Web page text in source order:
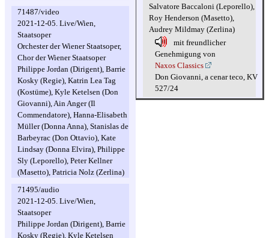
71487/video
2021-12-05. Live/Wien,
Staatsoper
Orchester der Wiener Staatsoper,
Chor der Wiener Staatsoper
Philippe Jordan (Dirigent), Barrie
Kosky (Regie), Katrin Lea Tag
(Kostüme), Kyle Ketelsen (Don
Giovanni), Ain Anger (Il
Commendatore), Hanna-Elisabeth
Müller (Donna Anna), Stanislas de
Barbeyrac (Don Ottavio), Kate
Lindsay (Donna Elvira), Philippe
Sly (Leporello), Peter Kellner
(Masetto), Patricia Nolz (Zerlina)
71495/audio
2021-12-05. Live/Wien,
Staatsoper
Philippe Jordan (Dirigent), Barrie
Kosky (Regie), Kyle Ketelsen
Salvatore Baccaloni (Leporello),
Roy Henderson (Masetto),
Audrey Mildmay (Zerlina)
mit freundlicher
Genehmigung von
Naxos Classics
Don Giovanni, a cenar teco, KV
527/24